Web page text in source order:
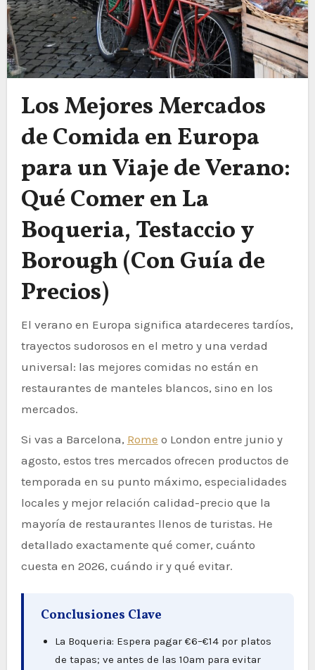
Los Mejores Mercados
de Comida en Europa
para un Viaje de Verano:
Qué Comer en La
Boqueria, Testaccio y
Borough (Con Guía de
Precios)
El verano en Europa significa atardeceres tardíos,
trayectos sudorosos en el metro y una verdad
universal: las mejores comidas no están en
restaurantes de manteles blancos, sino en los
mercados.
Si vas a Barcelona, Rome o London entre junio y
agosto, estos tres mercados ofrecen productos de
temporada en su punto máximo, especialidades
locales y mejor relación calidad-precio que la
mayoría de restaurantes llenos de turistas. He
detallado exactamente qué comer, cuánto
cuesta en 2026, cuándo ir y qué evitar.
Conclusiones Clave
La Boqueria: Espera pagar €6–€14 por platos
de tapas; ve antes de las 10am para evitar